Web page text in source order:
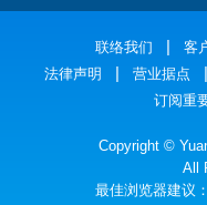
元大证券
元大期货
元大创投
联络我们 客
法律声明
营业据点
订阅重
Copyright ©
All
最佳浏览器建议